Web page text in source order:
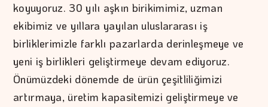
koyuyoruz. 30 yılı aşkın birikimimiz, uzman
ekibimiz ve yıllara yayılan uluslararası iş
birliklerimizle farklı pazarlarda derinleşmeye ve
yeni iş birlikleri geliştirmeye devam ediyoruz.
Önümüzdeki dönemde de ürün çeşitliliğimizi
artırmaya, üretim kapasitemizi geliştirmeye ve